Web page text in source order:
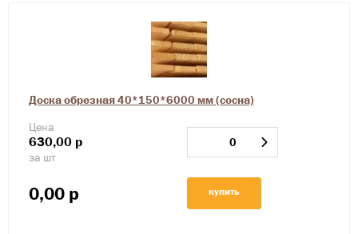
Доска обрезная 40*150*6000 мм (сосна)
Цена
630,00 р
за шт
0,00 р купить